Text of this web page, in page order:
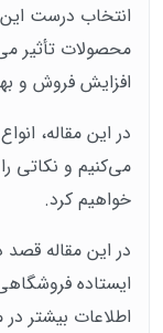
انتخاب درست این
محصولات تأثیر
افزایش فروش و
در این مقاله،
می‌کنیم و نکاتی
خواهیم کرد.
در این مقاله
ایستاده
اطلاعات بیشتر